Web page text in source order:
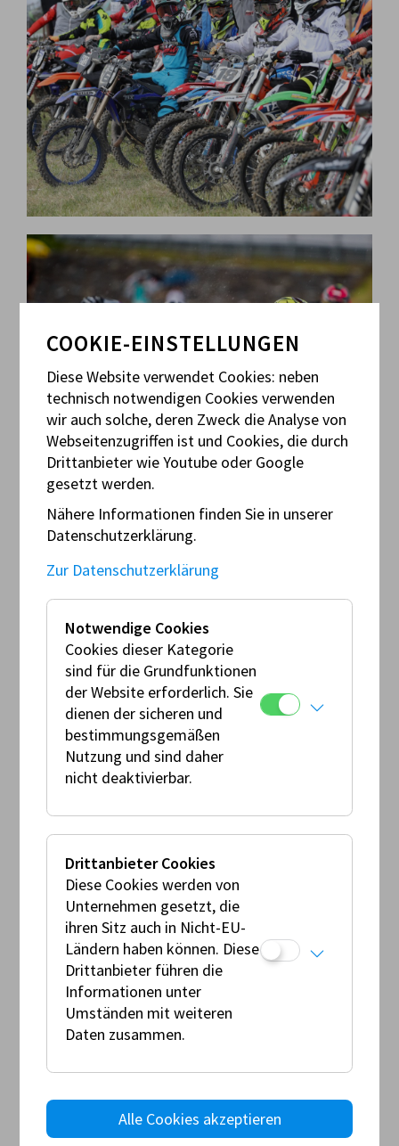
FIM und FIM Europe Lizenzen
FIM und FIM Europe Lizenzen werden ausschließlich
digital (Print it Home) ausgestellt. Für die
Beantragung nutzen Sie den AMF-Login . Die
Beantragung einer FIM/FIM Europe Lizenz ist erst
nach der erfolgreichen Einreichung der AMF Lizenz
möglich. Der Medical Code und das Anti Doping
Form sind hierfür immer erforderlich.
Anti Doping Consent Form
Haben Sie weitere Fragen?
COOKIE-EINSTELLUNGEN
Diese Website verwendet Cookies: neben
technisch notwendigen Cookies verwenden
wir auch solche, deren Zweck die Analyse von
Webseitenzugriffen ist und Cookies, die durch
Drittanbieter wie Youtube oder Google
gesetzt werden.
Nähere Informationen finden Sie in unserer
Datenschutzerklärung.
Zur Datenschutzerklärung
Notwendige Cookies
Cookies dieser Kategorie
sind für die Grundfunktionen
der Website erforderlich. Sie
dienen der sicheren und
bestimmungsgemäßen
Nutzung und sind daher
nicht deaktivierbar.
Drittanbieter Cookies
Diese Cookies werden von
Unternehmen gesetzt, die
ihren Sitz auch in Nicht-EU-
Ländern haben können. Diese
Drittanbieter führen die
Informationen unter
Umständen mit weiteren
Daten zusammen.
Alle Cookies akzeptieren